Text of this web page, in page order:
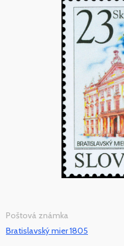
Poštová známka
Bratislavský mier 1805